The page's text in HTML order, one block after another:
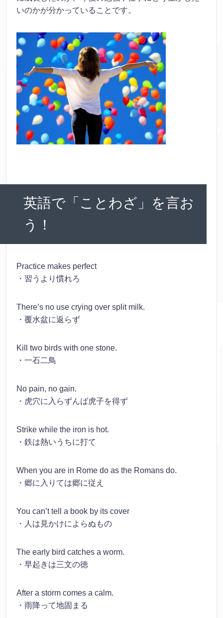
いのかが分かっていることです。
英語で「ことわざ」を言お
う！
Practice makes perfect
・習うより慣れろ
There’s no use crying over split milk.
・覆水盆に返らず
Kill two birds with one stone.
・一石二鳥
No pain, no gain.
・虎穴に入らずんば虎子を得ず
Strike while the iron is hot.
・鉄は熱いうちに打て
When you are in Rome do as the Romans do.
・郷に入りては郷に従え
You can’t tell a book by its cover
・人は見かけによらぬもの
The early bird catches a worm.
・早起きは三文の徳
After a storm comes a calm.
・雨降って地固まる